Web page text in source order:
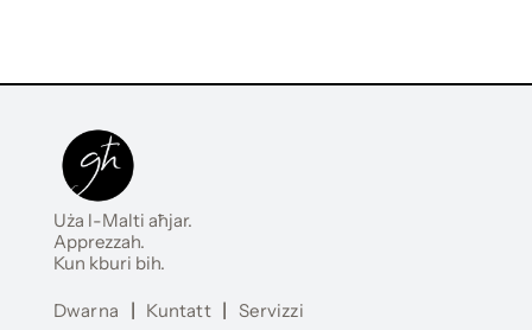
Uża l-Malti aħjar.
Apprezzah.
Kun kburi bih.
Dwarna | Kuntatt | Servizzi